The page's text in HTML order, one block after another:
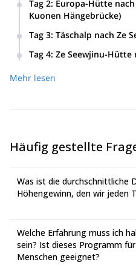
Uhr.
Panoramablicke auf die
Übernachtung: Europa-
Tag 2: Europa-Hütte
Kuonen Hängebrücke)
Hängebrücke. Mit 494m
Hängebrücke in den Alpen!
Täschalp-Berghütte.
Tag 3: Täschalp nach Ze
atemberaubende Ausblicke
Übernachtung:
Tag 4: Ze Seewjinu-Hütte
Zermatt.
Flughafen, entweder Genf,
Mehr lesen
Häufig gestellte
Was ist die durchschnittliche
Höhengewinn, den wir jeden
Welche Erfahrung muss ich
sein? Ist dieses Programm
Menschen geeignet?